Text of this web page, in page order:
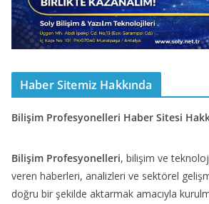
Haber Sitemiz Hakkında
Bilişim Profesyonelleri Haber Sitesi
Bilişim Profesyonelleri, bilişim ve
veren haberleri, analizleri ve sektörel
doğru bir şekilde aktarmak amacıyla